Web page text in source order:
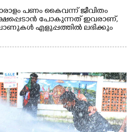
പണം കൈവന്ന് ജീവിതം
പോകുന്നത് ഇവരാണ്,
എളുപ്പത്തിൽ ലഭിക്കും